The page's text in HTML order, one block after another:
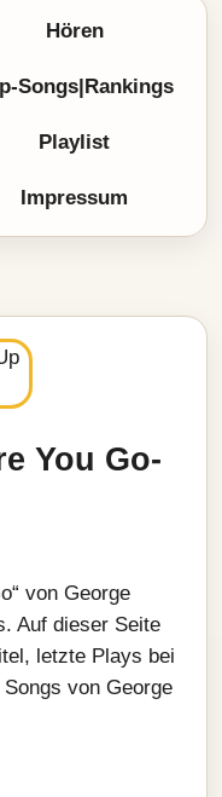
Hören
Songs|Rankings
Playlist
Impressum
You Go-
von George
Auf dieser Seite
letzte Plays bei
von George